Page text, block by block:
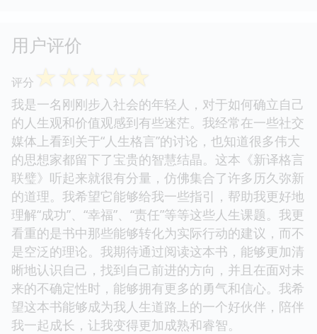
用户评价
评分 ☆☆☆☆☆
我是一名刚刚步入社会的年轻人，对于如何确立自己
的人生观和价值观感到有些迷茫。我经常在一些社交
媒体上看到关于“人生格言”的讨论，也知道很多伟大
的思想家都留下了宝贵的智慧结晶。这本《新译格言
联璧》听起来就很有分量，仿佛集合了许多历久弥新
的道理。我希望它能够给我一些指引，帮助我更好地
理解“成功”、“幸福”、“责任”等等这些人生课题。我更
看重的是书中那些能够转化为实际行动的建议，而不
是空泛的理论。我期待通过阅读这本书，能够更加清
晰地认识自己，找到自己前进的方向，并且在面对未
来的不确定性时，能够拥有更多的勇气和信心。我希
望这本书能够成为我人生道路上的一个好伙伴，陪伴
我一起成长，让我变得更加成熟和睿智。